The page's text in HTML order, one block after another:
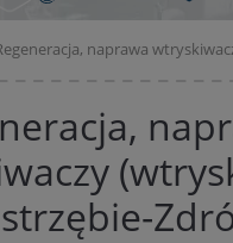
naprawa